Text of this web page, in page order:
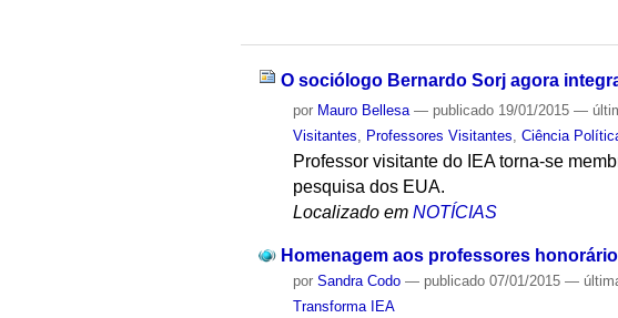
O sociólogo Bernardo Sorj agora
por Mauro Bellesa — publicado 19/01/2015—
Visitantes
Professores Visitantes ,Ciência
Professor visitante do IEA torna-se
pesquisa dos EUA.
Localizado em NOTÍCIAS
Homenagem aos professores
porSandra Codo — publicado 07/01/2015—
Transforma IEA